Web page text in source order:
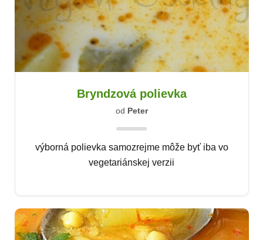
Bryndzová polievka
od Peter
výborná polievka samozrejme môže byť iba vo
vegetariánskej verzii